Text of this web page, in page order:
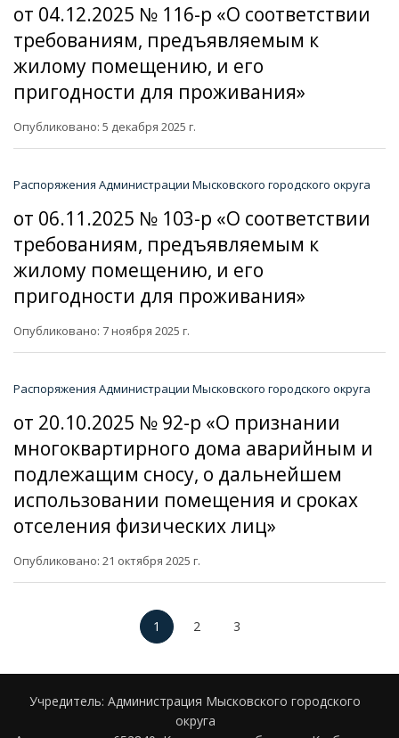
от 04.12.2025 № 116-р «О соответствии
требованиям, предъявляемым к
жилому помещению, и его
пригодности для проживания»
Опубликовано: 5 декабря 2025 г.
Распоряжения Администрации Мысковского городского округа
от 06.11.2025 № 103-р «О соответствии
требованиям, предъявляемым к
жилому помещению, и его
пригодности для проживания»
Опубликовано: 7 ноября 2025 г.
Распоряжения Администрации Мысковского городского округа
от 20.10.2025 № 92-р «О признании
многоквартирного дома аварийным и
подлежащим сносу, о дальнейшем
использовании помещения и сроках
отселения физических лиц»
Опубликовано: 21 октября 2025 г.
1 2 3
Учредитель: Администрация Мысковского городского
округа